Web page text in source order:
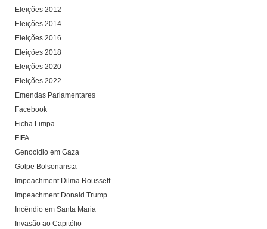
Eleições 2012
Eleições 2014
Eleições 2016
Eleições 2018
Eleições 2020
Eleições 2022
Emendas Parlamentares
Facebook
Ficha Limpa
FIFA
Genocídio em Gaza
Golpe Bolsonarista
Impeachment Dilma Rousseff
Impeachment Donald Trump
Incêndio em Santa Maria
Invasão ao Capitólio